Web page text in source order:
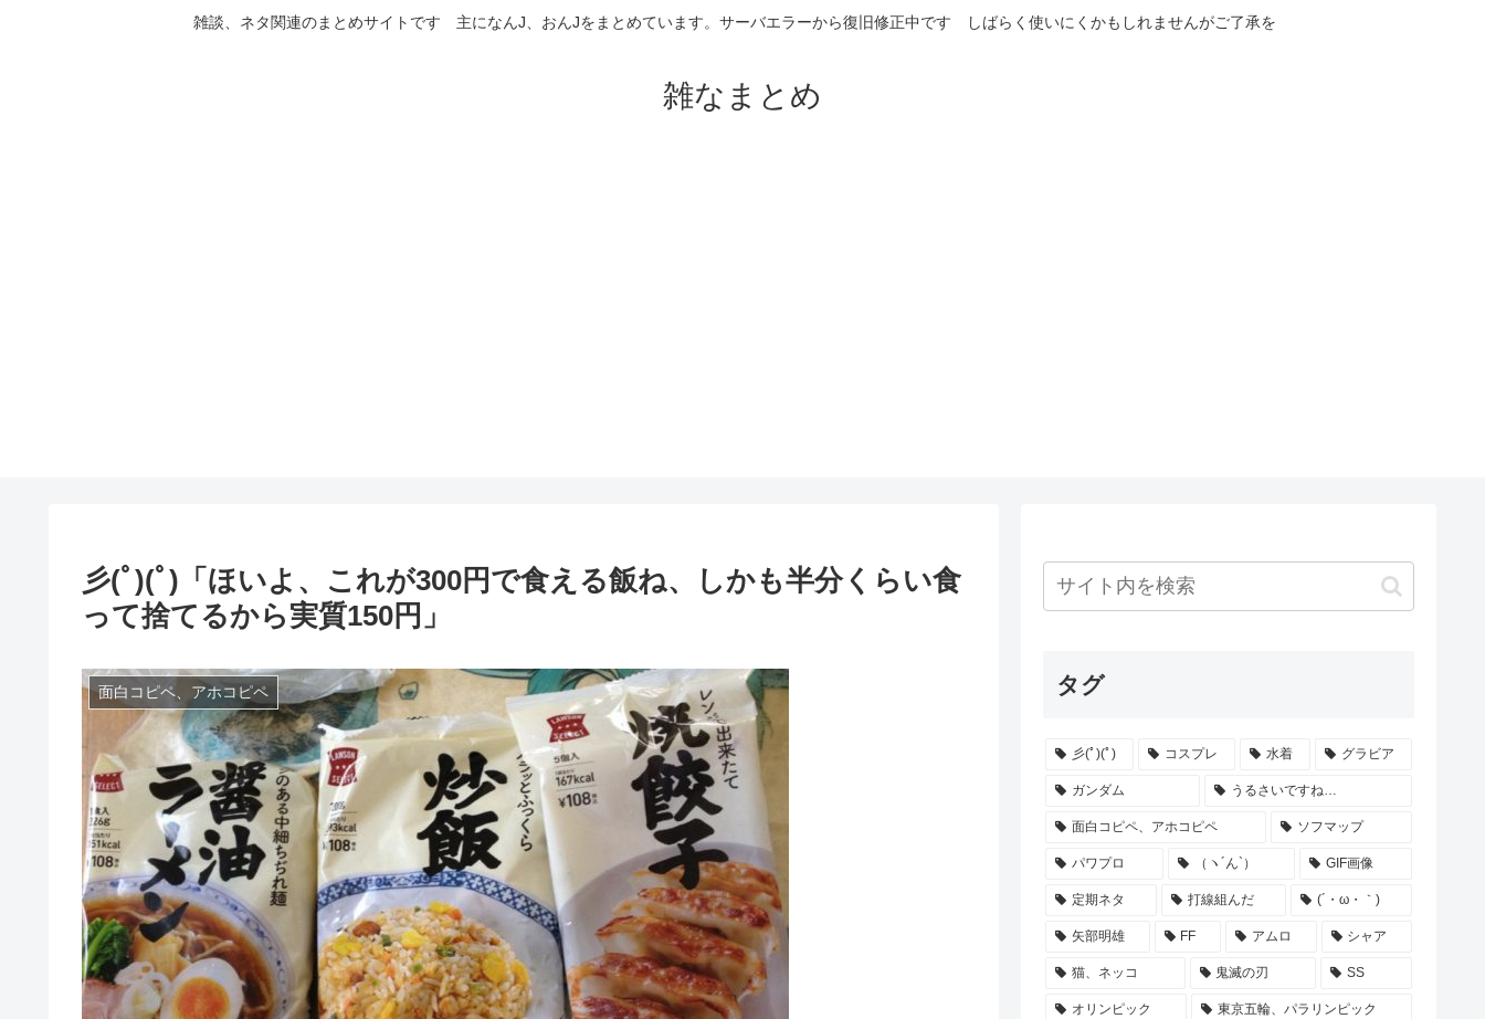
雑談、ネタ関連のまとめサイトです 主になんJ、おんJをまとめています。サーバエラーから復旧修正中です しばらく使いにくかもしれませんがご了承を
雑なまとめ
彡(ﾟ)(ﾟ)「ほいよ、これが300円で食える飯ね、しかも半分くらい食
って捨てるから実質150円」
面白コピペ、アホコピペ タグ
彡(ﾟ)(ﾟ) コスプレ 水着 グラビア
ガンダム うるさいですね…
面白コピペ、アホコピペ ソフマップ
パワプロ （ヽ´ん`） GIF画像
定期ネタ 打線組んだ (´・ω・｀)
矢部明雄 FF アムロ シャア
猫、ネッコ 鬼滅の刃 SS
オリンピック 東京五輪、パラリンピック